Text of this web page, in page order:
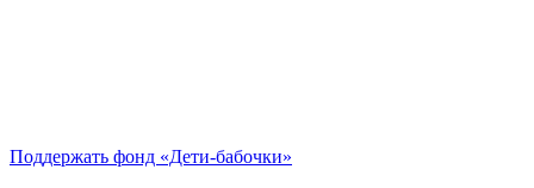
Поддержать фонд «Дети-бабочки»